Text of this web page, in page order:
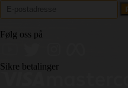
Følg oss på
Sikre betalinger